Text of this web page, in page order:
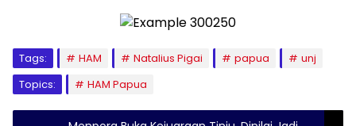
Tags: HAM Natalius Pigai papua
unj
Topics:
HAM Papua